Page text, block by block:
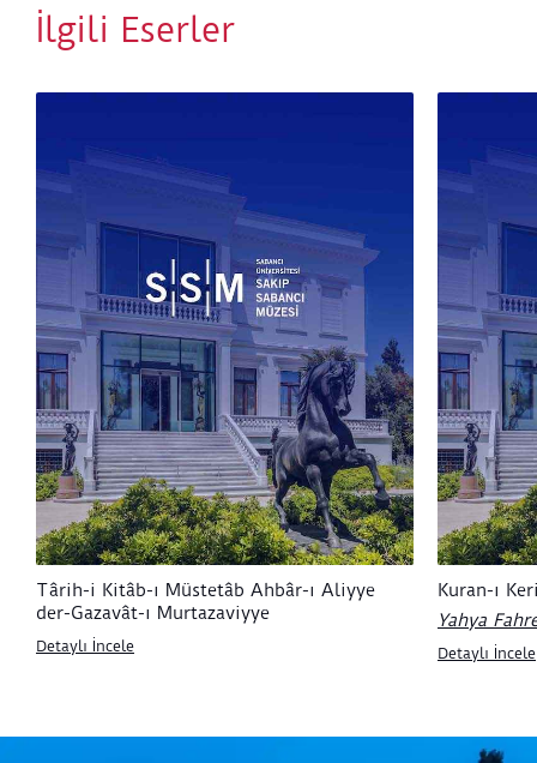
İlgili Eserler
Târih-i Kitâb-ı Müstetâb Ahbâr-ı Aliyye
der-Gazavât-ı Murtazaviyye
Detaylı İncele
Kuran-ı
Yahya
Detaylı İncele